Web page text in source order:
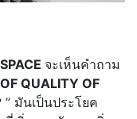
จะเห็นคำถาม
QUALITY OF
” มันเป็นประโยค